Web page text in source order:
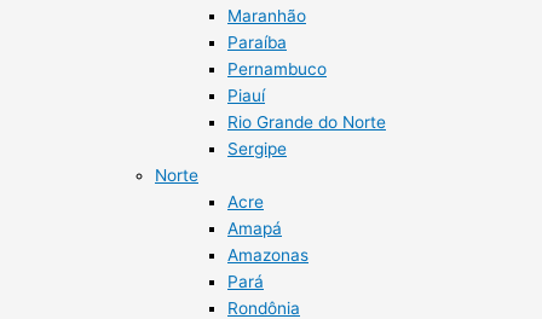
Maranhão
Paraíba
Pernambuco
Piauí
Rio Grande do Norte
Sergipe
Norte
Acre
Amapá
Amazonas
Pará
Rondônia